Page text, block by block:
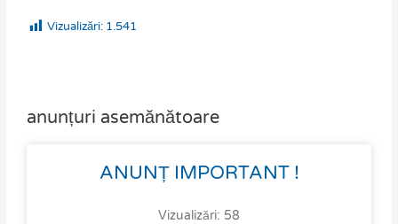
Vizualizări: 1.541
anunțuri asemănătoare
ANUNȚ IMPORTANT !
Vizualizări: 58